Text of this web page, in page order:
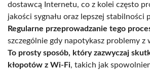
dostawcą Internetu, co z kolei często
jakości sygnału oraz lepszej stabilności
Regularne przeprowadzanie tego
szczególnie gdy napotykasz problemy z
To prosty sposób, który zazwyczaj
kłopotów z Wi-Fi, takich jak